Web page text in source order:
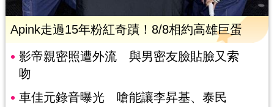
Apink走過15年粉紅奇蹟！8/8相約高雄巨蛋
影帝親密照遭外流 與男密友臉貼臉又索
吻
車佳元錄音曝光 嗆能讓李昇基、泰民